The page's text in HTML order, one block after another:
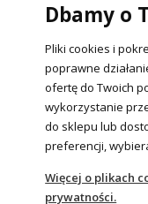
Internetowy sklep
NIP: 6090037061,
Dbamy o
Pliki cookies i
poprawne
ofertę do Twoich
wykorzystanie
do sklepu lub
preferencji,
Więcej o plikach
prywatności.